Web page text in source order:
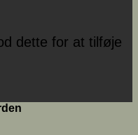
dette for at tilføje